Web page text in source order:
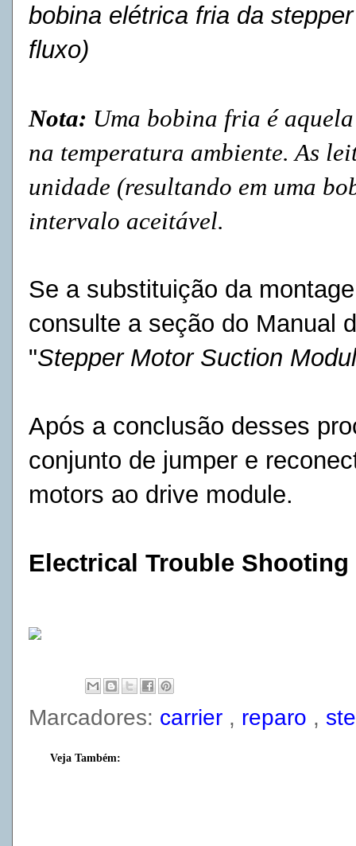
bobina elétrica fria da
fluxo)
Nota: Uma bobina fria é
na temperatura ambiente. As
unidade (resultando em uma
intervalo aceitável.
Se a substituição da
consulte a seção do Manual
"Stepper Motor Suction
Após a conclusão desses
conjunto de jumper e
motors ao drive module.
Electrical Trouble
Marcadores: carrier , reparo ,
Veja Também: